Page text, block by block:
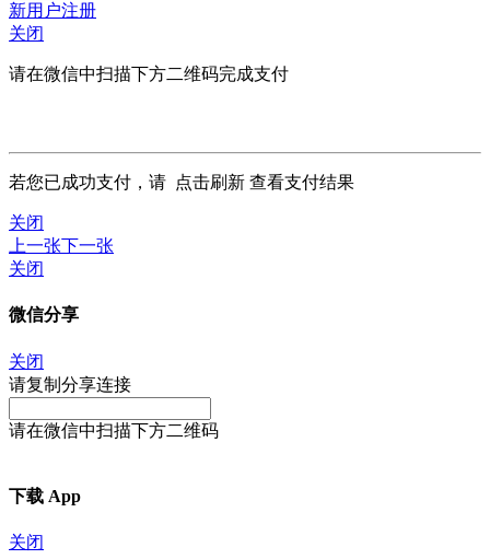
新用户注册
关闭
请在微信中扫描下方二维码完成支付
若您已成功支付，请 点击刷新 查看支付结果
关闭
上一张下一张
关闭
微信分享
关闭
请复制分享连接
请在微信中扫描下方二维码
下载 App
关闭